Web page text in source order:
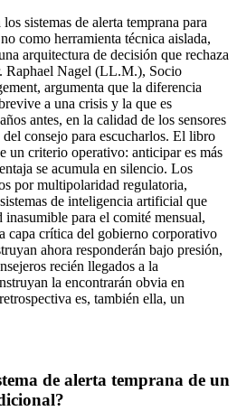
sistemas de alerta temprana para
como herramienta técnica aislada,
arquitectura de decisión que rechaza
Raphael Nagel (LL.M.), Socio
argumenta que la diferencia
a una crisis y la que es
antes, en la calidad de los sensores
consejo para escucharlos. El libro
un criterio operativo: anticipar es más
se acumula en silencio. Los
por multipolaridad regulatoria,
de inteligencia artificial que
inasumible para el comité mensual,
capa crítica del gobierno corporativo
ahora responderán bajo presión,
recién llegados a la
la encontrarán obvia en
es, también ella, un
de alerta temprana de un